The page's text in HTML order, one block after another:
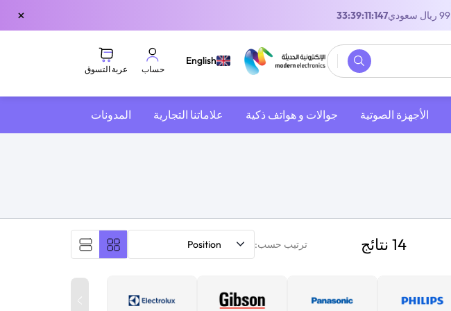
32:39:11:147
×
English
حساب عربة التسوق
الأجهزة الصوتية جوالات و هواتف ذكية علاماتنا التجارية المدونات
14 نتائج ترتيب حسب: Position